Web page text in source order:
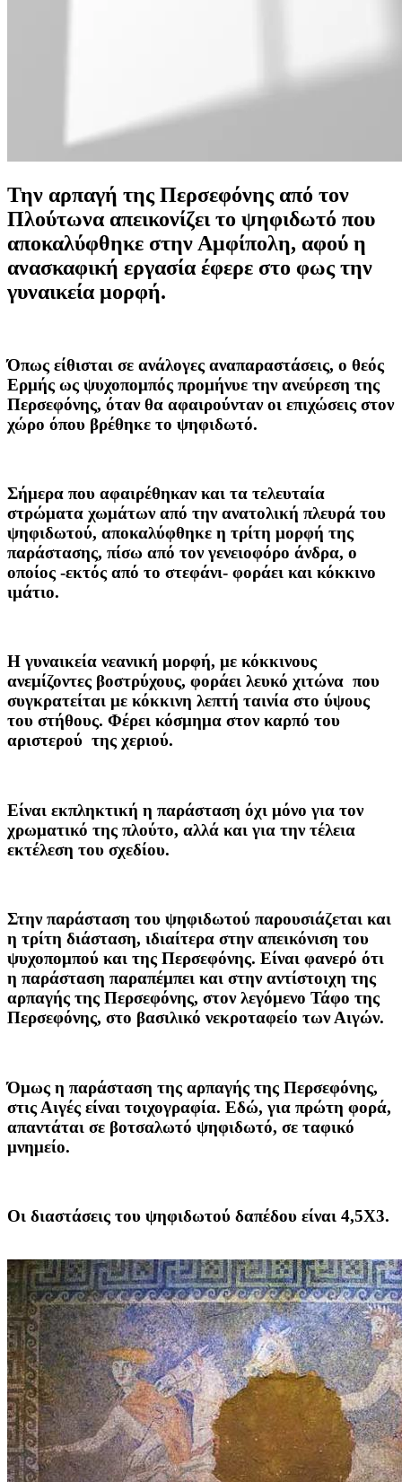
Την αρπαγή της Περσεφόνης από τον
Πλούτωνα απεικονίζει το ψηφιδωτό που
αποκαλύφθηκε στην Αμφίπολη, αφού η
ανασκαφική εργασία έφερε στο φως την
γυναικεία μορφή.
Όπως είθισται σε ανάλογες αναπαραστάσεις, ο θεός
Ερμής ως ψυχοπομπός προμήνυε την ανεύρεση της
Περσεφόνης, όταν θα αφαιρούνταν οι επιχώσεις στον
χώρο όπου βρέθηκε το ψηφιδωτό.
Σήμερα που αφαιρέθηκαν και τα τελευταία
στρώματα χωμάτων από την ανατολική πλευρά του
ψηφιδωτού, αποκαλύφθηκε η τρίτη μορφή της
παράστασης, πίσω από τον γενειοφόρο άνδρα, ο
οποίος -εκτός από το στεφάνι- φοράει και κόκκινο
ιμάτιο.
Η γυναικεία νεανική μορφή, με κόκκινους
ανεμίζοντες βοστρύχους, φοράει λευκό χιτώνα που
συγκρατείται με κόκκινη λεπτή ταινία στο ύψους
του στήθους. Φέρει κόσμημα στον καρπό του
αριστερού της χεριού.
Είναι εκπληκτική η παράσταση όχι μόνο για τον
χρωματικό της πλούτο, αλλά και για την τέλεια
εκτέλεση του σχεδίου.
Στην παράσταση του ψηφιδωτού παρουσιάζεται και
η τρίτη διάσταση, ιδιαίτερα στην απεικόνιση του
ψυχοπομπού και της Περσεφόνης. Είναι φανερό ότι
η παράσταση παραπέμπει και στην αντίστοιχη της
αρπαγής της Περσεφόνης, στον λεγόμενο Τάφο της
Περσεφόνης, στο βασιλικό νεκροταφείο των Αιγών.
Όμως η παράσταση της αρπαγής της Περσεφόνης,
στις Αιγές είναι τοιχογραφία. Εδώ, για πρώτη φορά,
απαντάται σε βοτσαλωτό ψηφιδωτό, σε ταφικό
μνημείο.
Οι διαστάσεις του ψηφιδωτού δαπέδου είναι 4,5Χ3.